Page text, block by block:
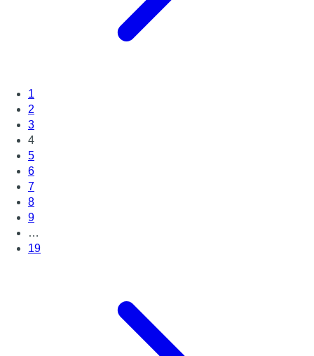
1
2
3
4
5
6
7
8
9
…
19